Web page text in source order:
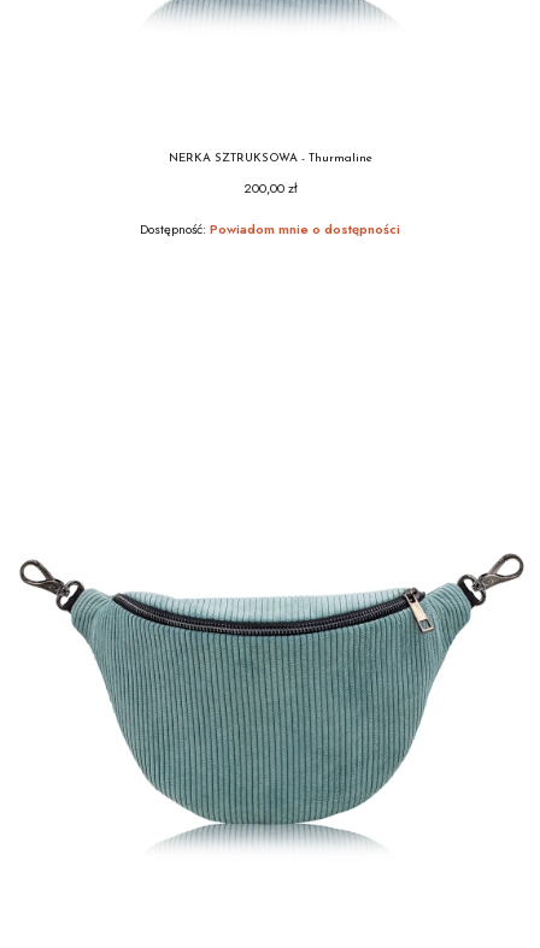
NERKA SZTRUKSOWA - Thurmaline
Cena
200,00 zł
Dostępność: Powiadom mnie o dostępności